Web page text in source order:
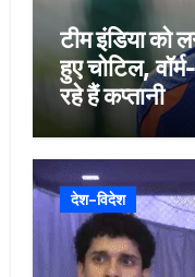
टीम इंडिया को
हुए चोटिल,
रहे हैं कप्तानी
देश-विदेश